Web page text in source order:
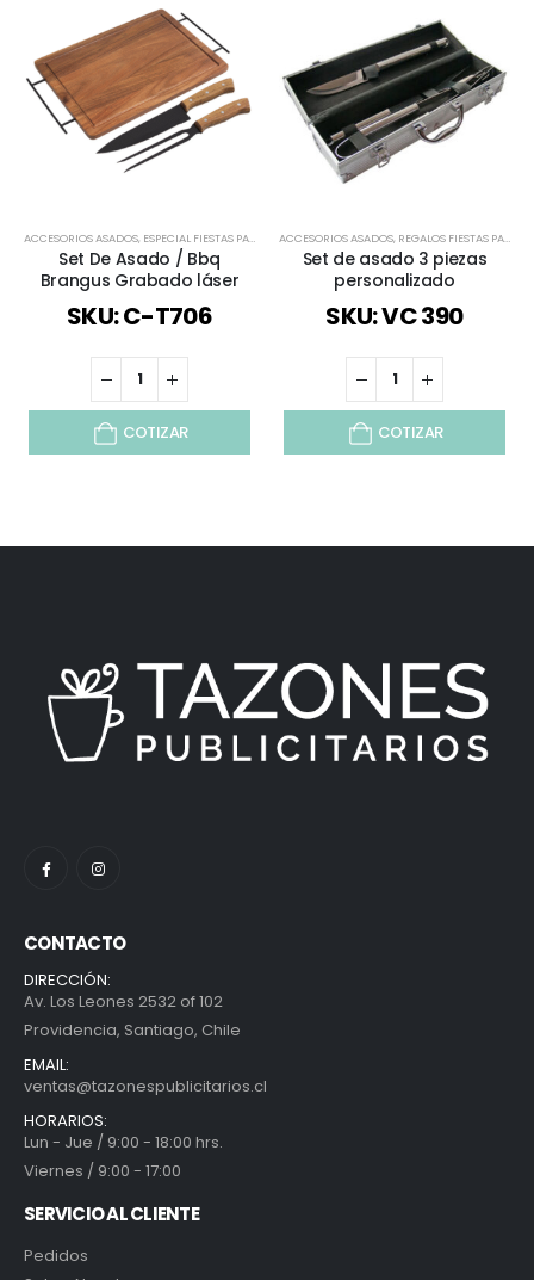
ACCESORIOS ASADOS, ESPECIAL FIESTAS PATRIAS ,NAVIDAD,TIEMPO LIBRE / OUTDOOR,TODOS
Set De Asado / Bbq
Brangus Grabado láser
SKU: C-T706
COTIZAR
ACCESORIOS ASADOS, REGALOS FIESTAS PATRIAS
Set de asado 3 piezas
personalizado
SKU: VC 390
COTIZAR
CONTACTO
DIRECCIÓN:
Av. Los Leones 2532 of 102
Providencia, Santiago, Chile
EMAIL:
ventas@tazonespublicitarios.cl
HORARIOS:
Lun - Jue / 9:00 - 18:00 hrs.
Viernes / 9:00 - 17:00
SERVICIO AL CLIENTE
Pedidos